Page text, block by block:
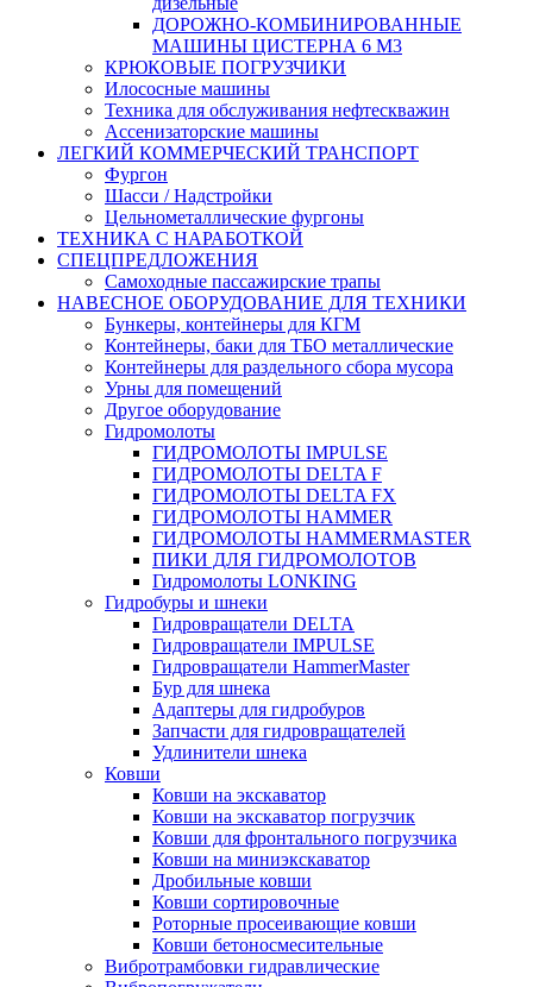
ДОРОЖНО-КОМБИНИРОВАННЫЕ
МАШИНЫ ЦИСТЕРНА 6 М3
КРЮКОВЫЕ ПОГРУЗЧИКИ
Илососные машины
Техника для обслуживания нефтескважин
Ассенизаторские машины
ЛЕГКИЙ КОММЕРЧЕСКИЙ ТРАНСПОРТ
Фургон
Шасси / Надстройки
Цельнометаллические фургоны
ТЕХНИКА С НАРАБОТКОЙ
СПЕЦПРЕДЛОЖЕНИЯ
Самоходные пассажирские трапы
НАВЕСНОЕ ОБОРУДОВАНИЕ ДЛЯ ТЕХНИКИ
Бункеры, контейнеры для КГМ
Контейнеры, баки для ТБО металлические
Контейнеры для раздельного сбора мусора
Урны для помещений
Другое оборудование
Гидромолоты
ГИДРОМОЛОТЫ IMPULSE
ГИДРОМОЛОТЫ DELTA F
ГИДРОМОЛОТЫ DELTA FX
ГИДРОМОЛОТЫ HAMMER
ГИДРОМОЛОТЫ HAMMERMASTER
ПИКИ ДЛЯ ГИДРОМОЛОТОВ
Гидромолоты LONKING
Гидробуры и шнеки
Гидровращатели DELTA
Гидровращатели IMPULSE
Гидровращатели HammerMaster
Бур для шнека
Адаптеры для гидробуров
Запчасти для гидровращателей
Удлинители шнека
Ковши
Ковши на экскаватор
Ковши на экскаватор погрузчик
Ковши для фронтального погрузчика
Ковши на миниэкскаватор
Дробильные ковши
Ковши сортировочные
Роторные просеивающие ковши
Ковши бетоносмесительные
Вибротрамбовки гидравлические